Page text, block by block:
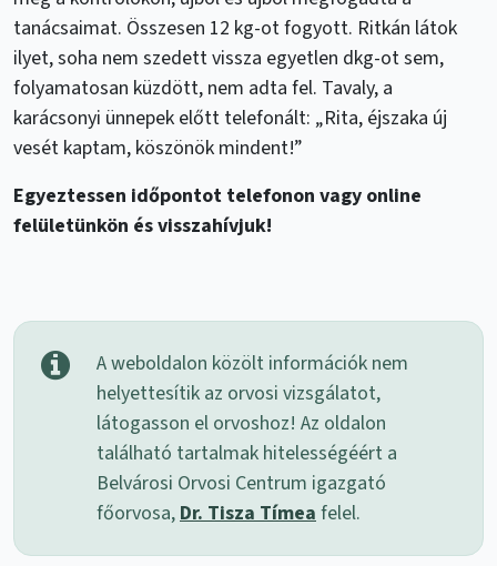
tanácsaimat. Összesen 12 kg-ot fogyott. Ritkán látok
ilyet, soha nem szedett vissza egyetlen dkg-ot sem,
folyamatosan küzdött, nem adta fel. Tavaly, a
karácsonyi ünnepek előtt telefonált: „Rita, éjszaka új
vesét kaptam, köszönök mindent!”
Egyeztessen időpontot telefonon vagy online
felületünkön és visszahívjuk!
A weboldalon közölt információk nem
helyettesítik az orvosi vizsgálatot,
látogasson el orvoshoz! Az oldalon
található tartalmak hitelességéért a
Belvárosi Orvosi Centrum igazgató
főorvosa, Dr. Tisza Tímea felel.